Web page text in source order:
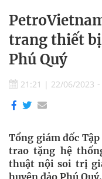
trang thiết
Phú Quý
21:21 | 22/06/2023
Tổng giám đốc
trao tặng hệ
thuật nội soi trị
huyện đảo Phú Quý.